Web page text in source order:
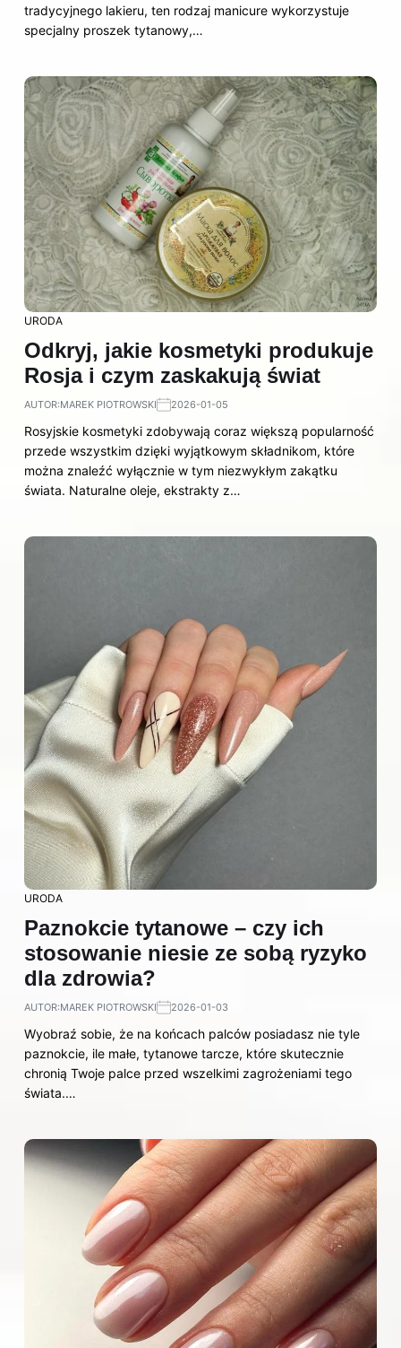
tradycyjnego lakieru, ten rodzaj manicure wykorzystuje
specjalny proszek tytanowy,…
URODA
Odkryj, jakie kosmetyki produkuje
Rosja i czym zaskakują świat
AUTOR:MAREK PIOTROWSKI 2026-01-05
Rosyjskie kosmetyki zdobywają coraz większą popularność
przede wszystkim dzięki wyjątkowym składnikom, które
można znaleźć wyłącznie w tym niezwykłym zakątku
świata. Naturalne oleje, ekstrakty z…
URODA
Paznokcie tytanowe – czy ich
stosowanie niesie ze sobą ryzyko
dla zdrowia?
AUTOR:MAREK PIOTROWSKI 2026-01-03
Wyobraź sobie, że na końcach palców posiadasz nie tyle
paznokcie, ile małe, tytanowe tarcze, które skutecznie
chronią Twoje palce przed wszelkimi zagrożeniami tego
świata.…